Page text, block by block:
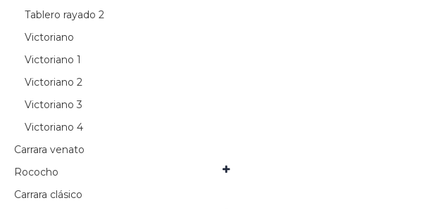
Tablero rayado 2
Victoriano
Victoriano 1
Victoriano 2
Victoriano 3
Victoriano 4
Carrara venato
Rococho
Carrara clásico